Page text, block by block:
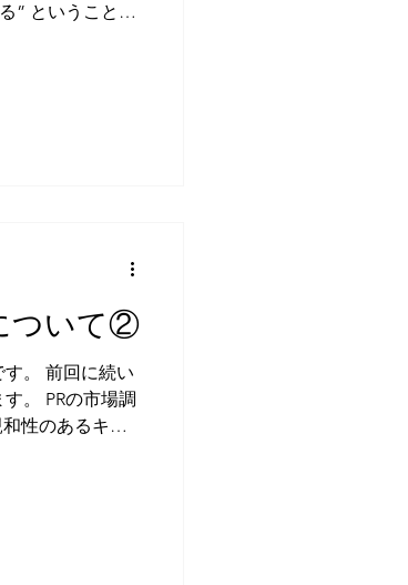
” ということで
ついて②
す。 前回に続い
。 PRの市場調
性のあるキー